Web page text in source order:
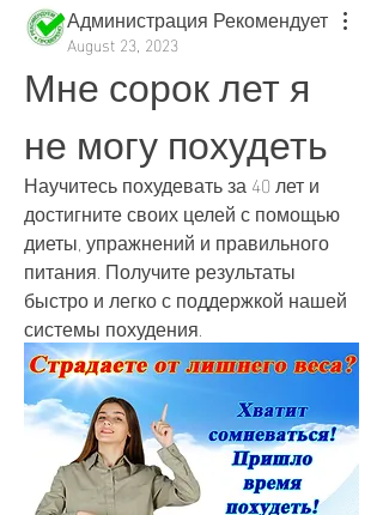
Администрация Рекомендует
August 23, 2023
Мне сорок лет я
не могу похудеть
Научитесь похудевать за 40 лет и
достигните своих целей с помощью
диеты, упражнений и правильного
питания. Получите результаты
быстро и легко с поддержкой нашей
системы похудения.